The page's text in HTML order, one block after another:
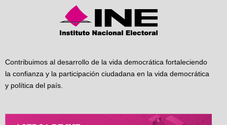
Contribuimos al desarrollo de la vida democrática fortaleciendo
la confianza y la participación ciudadana en la vida democrática
y política del país.